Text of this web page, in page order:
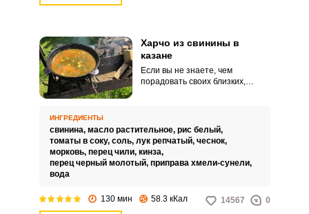
Харчо из свинины в
казане
Если вы не знаете, чем
порадовать своих близких,
костре.
ИНГРЕДИЕНТЫ
свинина, масло растительное, рис белый,
томаты в соку, соль, лук репчатый, чеснок,
морковь, перец чили, кинза,
перец черный молотый, приправа хмели-сунели,
вода
130 мин 58.3 кКал 14567 0